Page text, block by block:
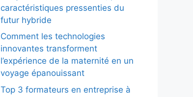
caractéristiques pressenties du
futur hybride
Comment les technologies
innovantes transforment
l’expérience de la maternité en un
voyage épanouissant
Top 3 formateurs en entreprise à